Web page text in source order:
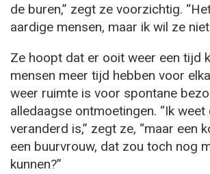
de buren,” zegt ze voorzichtig.
aardige mensen, maar ik wil ze
Ze hoopt dat er ooit weer een tijd
mensen meer tijd hebben voor
weer ruimte is voor spontane
alledaagse ontmoetingen. “Ik
veranderd is,” zegt ze, “maar een
een buurvrouw, dat zou toch nog
kunnen?”